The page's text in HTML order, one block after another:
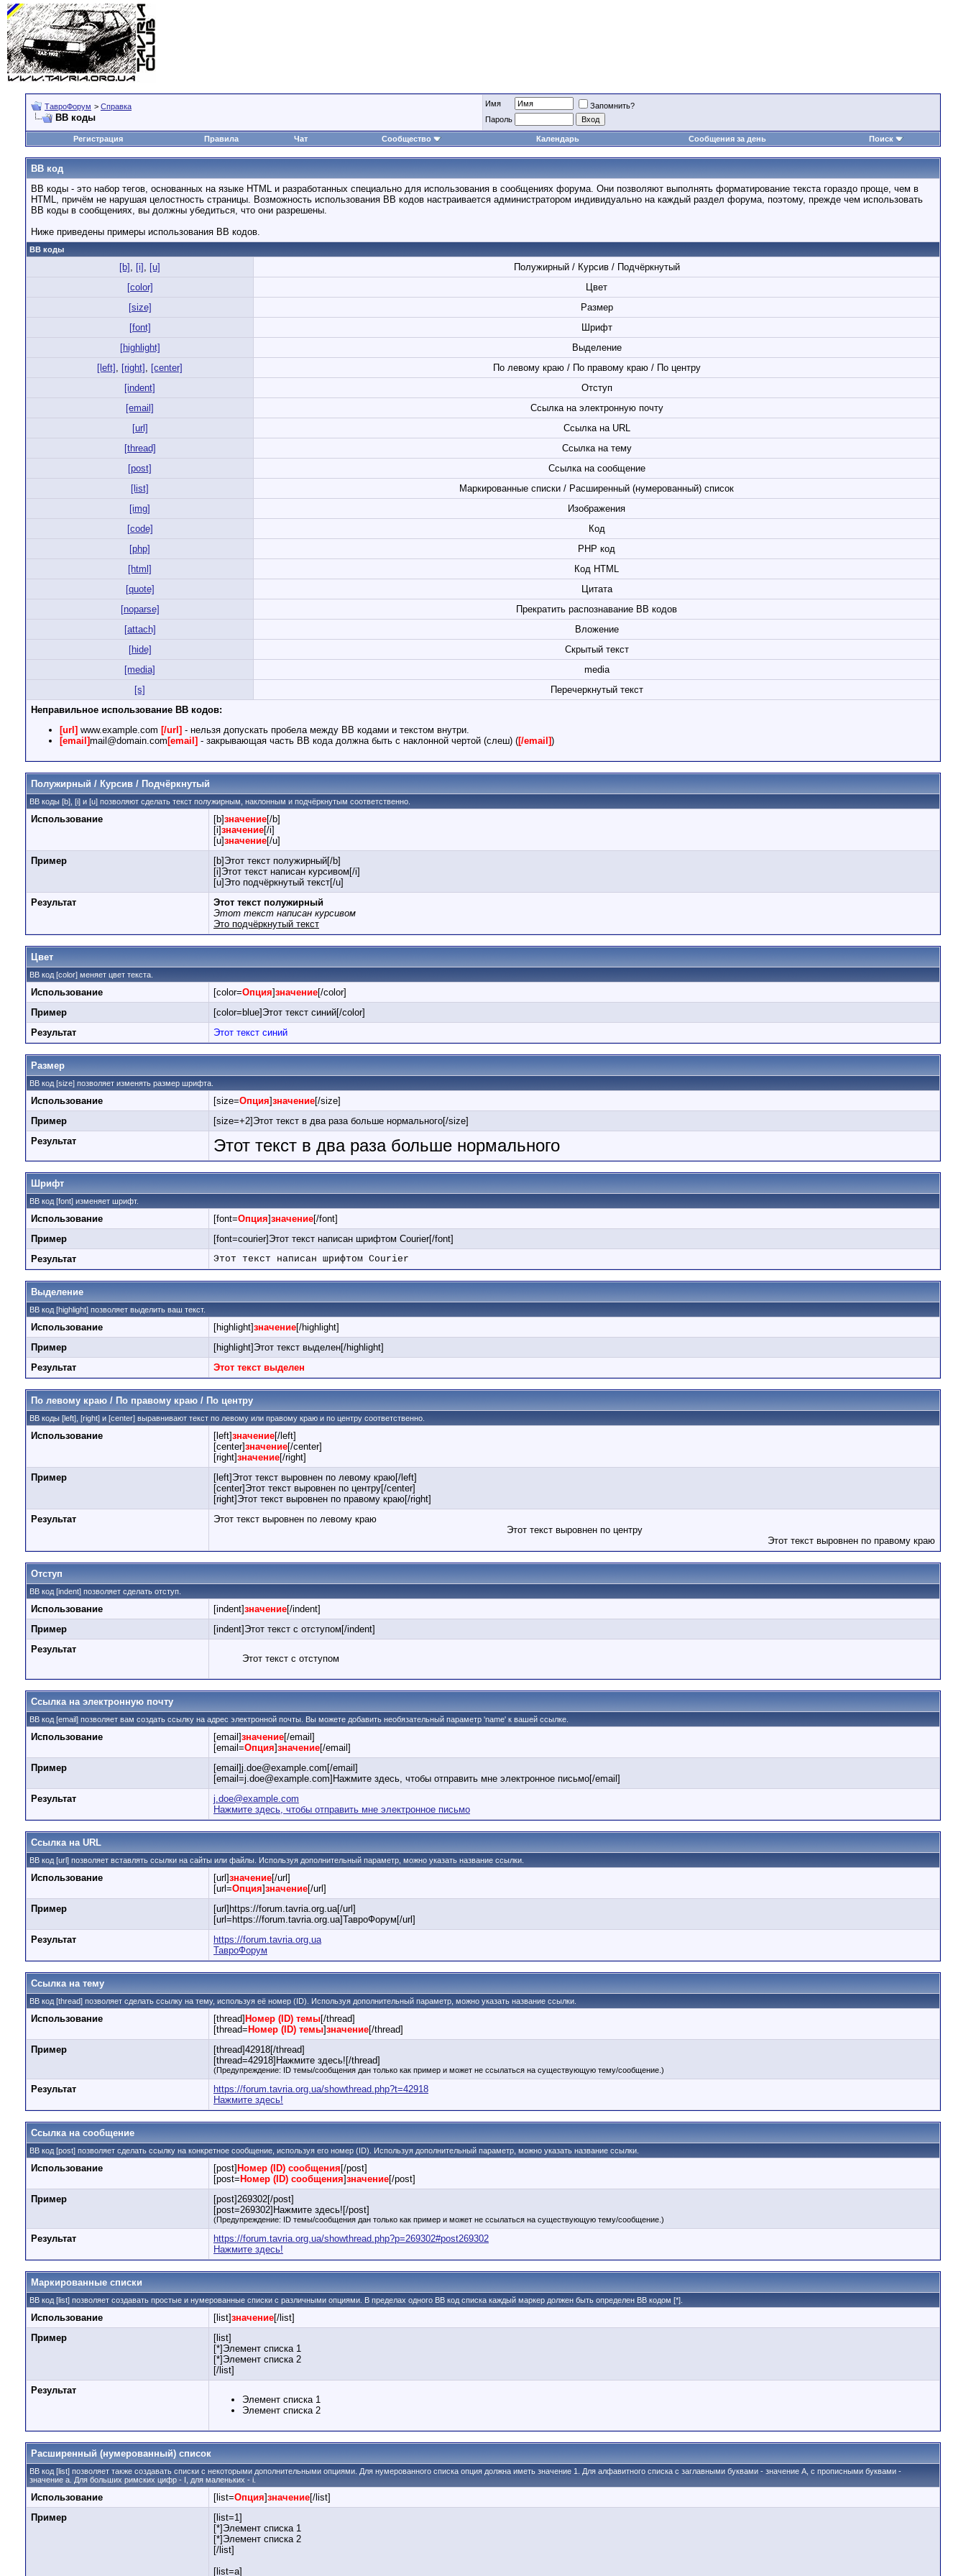
ТавроФорум > Справка
BB коды
Имя
Запомнить?
Пароль
Регистрация Правила Чат Сообщество Календарь Сообщения за день Поиск
BB код
BB коды - это набор тегов, основанных на языке HTML и разработанных специально для использования в сообщениях форума. Они позволяют выполнять форматирование текста гораздо проще, чем в
HTML, причём не нарушая целостность страницы. Возможность использования BB кодов настраивается администратором индивидуально на каждый раздел форума, поэтому, прежде чем использовать
BB коды в сообщениях, вы должны убедиться, что они разрешены.
Ниже приведены примеры использования BB кодов.
BB коды
[b] , [i] , [u]
Полужирный / Курсив / Подчёркнутый
[color]
Цвет
[size]
Размер
[font]
Шрифт
[highlight]
Выделение
[left] , [right] , [center]
По левому краю / По правому краю / По центру
[indent]
Отступ
[email]
Ссылка на электронную почту
[url]
Ссылка на URL
[thread]
Ссылка на тему
[post]
Ссылка на сообщение
[list]
Маркированные списки / Расширенный (нумерованный) список
[img]
Изображения
[code]
Код
[php]
PHP код
[html]
Код HTML
[quote]
Цитата
[noparse]
Прекратить распознавание BB кодов
[attach]
Вложение
[hide]
Скрытый текст
[media]
media
[s]
Перечеркнутый текст
Неправильное использование BB кодов:
[url] www.example.com [/url] - нельзя допускать пробела между BB кодами и текстом внутри.
[email]mail@domain.com [email] - закрывающая часть BB кода должна быть с наклонной чертой (слеш) ([/email])
Полужирный / Курсив / Подчёркнутый
BB коды [b], [i] и [u] позволяют сделать текст полужирным, наклонным и подчёркнутым соответственно.
Использование [b]значение[/b]
[i]значение[/i]
[u]значение[/u]
Пример
[b]Этот текст полужирный[/b]
[i]Этот текст написан курсивом[/i]
[u]Это подчёркнутый текст[/u]
Результат
Этот текст полужирный
Этот текст написан курсивом
Это подчёркнутый текст
Цвет
BB код [color] меняет цвет текста.
Использование [color=Опция]значение[/color]
Пример
[color=blue]Этот текст синий[/color]
Результат
Этот текст синий
Размер
BB код [size] позволяет изменять размер шрифта.
Использование [size=Опция]значение[/size]
Пример
[size=+2]Этот текст в два раза больше нормального[/size]
Результат
Этот текст в два раза больше нормального
Шрифт
BB код [font] изменяет шрифт.
Использование [font=Опция]значение[/font]
Пример
[font=courier]Этот текст написан шрифтом Courier[/font]
Результат
Этот текст написан шрифтом Courier
Выделение
BB код [highlight] позволяет выделить ваш текст.
Использование [highlight]значение[/highlight]
Пример
[highlight]Этот текст выделен[/highlight]
Результат
Этот текст выделен
По левому краю / По правому краю / По центру
BB коды [left], [right] и [center] выравнивают текст по левому или правому краю и по центру соответственно.
Использование [left]значение[/left]
[center]значение[/center]
[right]значение[/right]
Пример
[left]Этот текст выровнен по левому краю[/left]
[center]Этот текст выровнен по центру[/center]
[right]Этот текст выровнен по правому краю[/right]
Результат
Этот текст выровнен по левому краю
Этот текст выровнен по центру
Этот текст выровнен по правому краю
Отступ
BB код [indent] позволяет сделать отступ.
Использование [indent]значение[/indent]
Пример
[indent]Этот текст с отступом[/indent]
Результат
Этот текст с отступом
Ссылка на электронную почту
BB код [email] позволяет вам создать ссылку на адрес электронной почты. Вы можете добавить необязательный параметр 'name' к вашей ссылке.
Использование [email]значение[/email]
[email=Опция]значение[/email]
Пример
[email]j.doe@example.com[/email]
[email=j.doe@example.com]Нажмите здесь, чтобы отправить мне электронное письмо[/email]
Результат
j.doe@example.com
Нажмите здесь, чтобы отправить мне электронное письмо
Ссылка на URL
BB код [url] позволяет вставлять ссылки на сайты или файлы. Используя дополнительный параметр, можно указать название ссылки.
Использование [url]значение[/url]
[url=Опция]значение[/url]
Пример
[url]https://forum.tavria.org.ua[/url]
[url=https://forum.tavria.org.ua]ТавроФорум[/url]
Результат
https://forum.tavria.org.ua
ТавроФорум
Ссылка на тему
BB код [thread] позволяет сделать ссылку на тему, используя её номер (ID). Используя дополнительный параметр, можно указать название ссылки.
Использование [thread] Номер (ID) темы[/thread]
[thread= Номер (ID) темы]значение[/thread]
Пример
[thread]42918[/thread]
[thread=42918]Нажмите здесь![/thread]
(Предупреждение: ID темы/сообщения дан только как пример и может не ссылаться на существующую тему/сообщение.)
Результат
https://forum.tavria.org.ua/showthread.php?t=42918
Нажмите здесь!
Ссылка на сообщение
BB код [post] позволяет сделать ссылку на конкретное сообщение, используя его номер (ID). Используя дополнительный параметр, можно указать название ссылки.
Использование [post] Номер (ID) сообщения [/post]
[post= Номер (ID) сообщения]значение[/post]
Пример
[post]269302[/post]
[post=269302]Нажмите здесь![/post]
(Предупреждение: ID темы/сообщения дан только как пример и может не ссылаться на существующую тему/сообщение.)
Результат
https://forum.tavria.org.ua/showthread.php?p=269302#post269302
Нажмите здесь!
Маркированные списки
BB код [list] позволяет создавать простые и нумерованные списки с различными опциями. В пределах одного BB код списка каждый маркер должен быть определен BB кодом [*].
Использование [list]значение[/list]
Пример
[list]
[*]Элемент списка 1
[*]Элемент списка 2
[/list]
Результат
Элемент списка 1
Элемент списка 2
Расширенный (нумерованный) список
BB код [list] позволяет также создавать списки с некоторыми дополнительными опциями. Для нумерованного списка опция должна иметь значение 1. Для алфавитного списка с заглавными буквами - значение A, с прописными буквами -
значение а. Для больших римских цифр - I, для маленьких - i.
Использование [list=Опция]значение[/list]
Пример
[list=1]
[*]Элемент списка 1
[*]Элемент списка 2
[/list]
[list=a]